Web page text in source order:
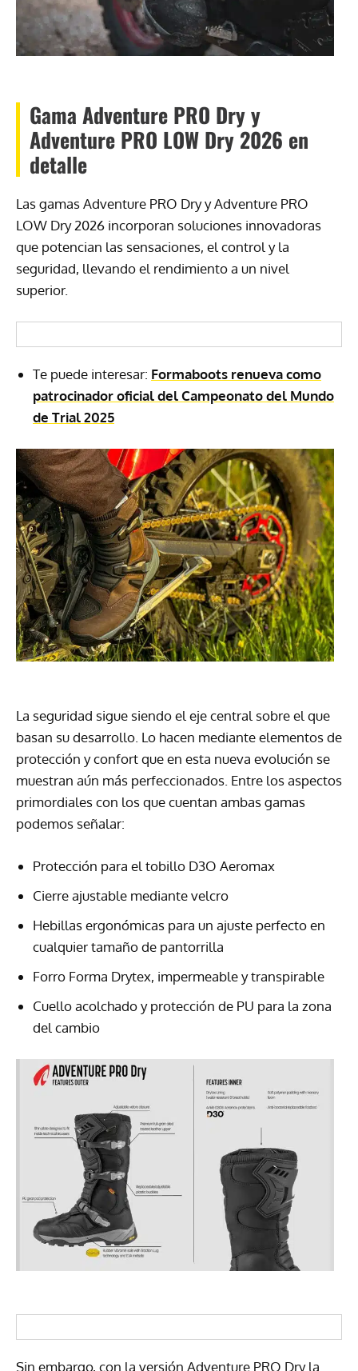
Gama Adventure PRO Dry y
Adventure PRO LOW Dry 2026 en
detalle
Las gamas Adventure PRO Dry y Adventure PRO
LOW Dry 2026 incorporan soluciones innovadoras
que potencian las sensaciones, el control y la
seguridad, llevando el rendimiento a un nivel
superior.
Te puede interesar: Formaboots renueva como
patrocinador oficial del Campeonato del Mundo
de Trial 2025
La seguridad sigue siendo el eje central sobre el que
basan su desarrollo. Lo hacen mediante elementos de
protección y confort que en esta nueva evolución se
muestran aún más perfeccionados. Entre los aspectos
primordiales con los que cuentan ambas gamas
podemos señalar:
Protección para el tobillo D3O Aeromax
Cierre ajustable mediante velcro
Hebillas ergonómicas para un ajuste perfecto en
cualquier tamaño de pantorrilla
Forro Forma Drytex, impermeable y transpirable
Cuello acolchado y protección de PU para la zona
del cambio
Sin embargo, con la versión Adventure PRO Dry la